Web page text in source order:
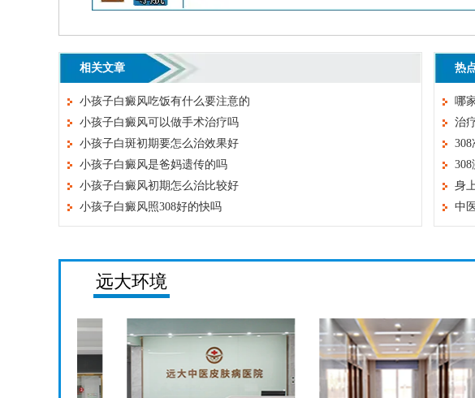
相关文章
小孩子白癜风吃饭有什么要注意的
小孩子白癜风可以做手术治疗吗
小孩子白斑初期要怎么治效果好
小孩子白癜风是爸妈遗传的吗
小孩子白癜风初期怎么治比较好
小孩子白癜风照308好的快吗
热
哪
治
身
中
远大环境